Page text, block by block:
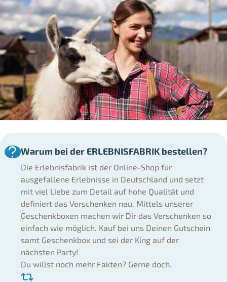
Warum bei der ERLEBNISFABRIK bestellen?
Die Erlebnisfabrik ist der Online-Shop für
ausgefallene Erlebnisse in Deutschland und setzt
mit viel Liebe zum Detail auf hohe Qualität und
definiert das Verschenken neu. Mittels unserer
Geschenkboxen machen wir Dir das Verschenken so
einfach wie möglich. Kauf bei uns Deinen Gutschein
samt Geschenkbox und sei der King auf der
nächsten Party!
Du willst noch mehr Fakten? Gerne doch.